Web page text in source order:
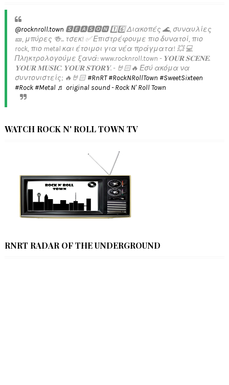
@rocknroll.town 🆂🅴🅰🆂🅾🅽 1️⃣6️⃣ Διακοπές 🌊, συναυλίες
🎫, μπύρες 🍻... τσεκ! ✅️ Επιστρέφουμε πιο δυνατοί, πιο
rock, πιο metal και έτοιμοι για νέα πράγματα! 💥 💻
Πληκτρολογούμε ξανά: www.rocknroll.town - 𝐘𝐎𝐔𝐑 𝐒𝐂𝐄𝐍𝐄.
𝐘𝐎𝐔𝐑 𝐌𝐔𝐒𝐈𝐂. 𝐘𝐎𝐔𝐑 𝐒𝐓𝐎𝐑𝐘. - 🤘🏻🔥 Εσύ ακόμα να
συντονιστείς; 🔥🤘🏻#RnRT #RockNRollTown #SweetSixteen
#Rock #Metal ♬ original sound - Rock N' Roll Town
WATCH ROCK N' ROLL TOWN TV
RNRT RADAR OF THE UNDERGROUND